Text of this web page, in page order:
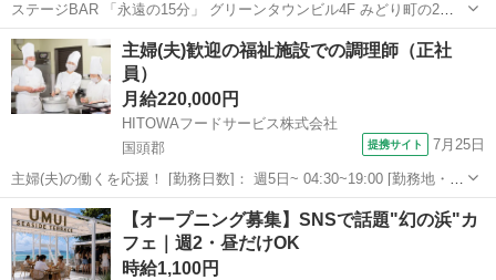
ステージBAR 「永遠の15分」 グリーンタウンビル4F みどり町の2次
会を盛り上げたい👊 ステージあり、演出あり レーザーピカピカ⚡️ シャ
ボン玉ふわふわ🫧 雪がちらちら❄️ スモークもくもく☁️ 一緒にお客さん
と楽し...
沖縄 うるま市 てだこ浦西駅 バーテンダー ステージ
主婦(夫)歓迎の福祉施設での調理師（正社
員）
月給220,000円
HITOWAフードサービス株式会社
国頭郡
提携サイト 7月25日
主婦(夫)の働くを応援！ [勤務日数]： 週5日~ 04:30~19:00 [勤務地・最
寄駅]： 沖縄県国頭郡今帰仁村湧川571-1 イリーゼ今帰仁_11881 [職種
名]：福祉施設での調理師（正社員） [求人概...
沖縄 国頭郡 キッチン
【オープニング募集】SNSで話題"幻の浜"カ
フェ｜週2・昼だけOK
時給1,100円